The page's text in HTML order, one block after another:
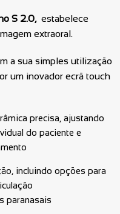
S 2.0, estabelece
extraoral.
a sua simples utilização
um inovador ecrã touch
precisa, ajustando
do paciente e
incluindo opções para
paranasais